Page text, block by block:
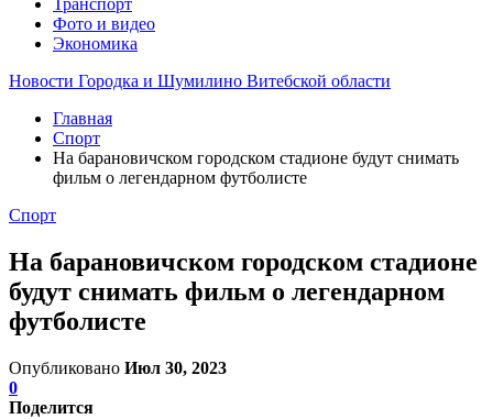
Транспорт
Фото и видео
Экономика
Новости Городка и Шумилино Витебской области
Главная
Спорт
На барановичском городском стадионе будут снимать
фильм о легендарном футболисте
Спорт
На барановичском городском стадионе
будут снимать фильм о легендарном
футболисте
Опубликовано Июл 30, 2023
0
Поделится